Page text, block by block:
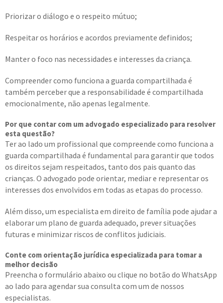
Priorizar o diálogo e o respeito mútuo;
Respeitar os horários e acordos previamente definidos;
Manter o foco nas necessidades e interesses da criança.
Compreender como funciona a guarda compartilhada é
também perceber que a responsabilidade é compartilhada
emocionalmente, não apenas legalmente.
Por que contar com um advogado especializado para resolver
esta questão?
Ter ao lado um profissional que compreende como funciona a
guarda compartilhada é fundamental para garantir que todos
os direitos sejam respeitados, tanto dos pais quanto das
crianças. O advogado pode orientar, mediar e representar os
interesses dos envolvidos em todas as etapas do processo.
Além disso, um especialista em direito de família pode ajudar a
elaborar um plano de guarda adequado, prever situações
futuras e minimizar riscos de conflitos judiciais.
Conte com orientação jurídica especializada para tomar a
melhor decisão
Preencha o formulário abaixo ou clique no botão do WhatsApp
ao lado para agendar sua consulta com um de nossos
especialistas.